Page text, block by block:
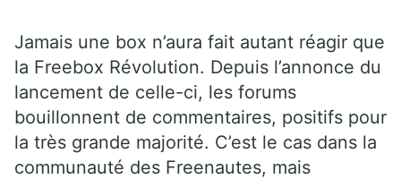
Jamais une box n’aura fait autant réagir que
la Freebox Révolution. Depuis l’annonce du
lancement de celle-ci, les forums
bouillonnent de commentaires, positifs pour
la très grande majorité. C’est le cas dans la
communauté des Freenautes, mais